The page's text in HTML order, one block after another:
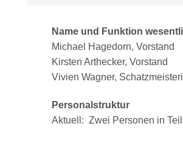
Name und Funktion
Michael Hagedorn, Vorstand
Kirsten Arthecker, Vorstand
Vivien Wagner,
Personalstruktur
Aktuell: Zwei Personen in